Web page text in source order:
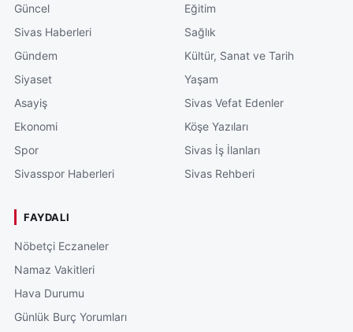
Güncel
Sivas Haberleri
Gündem
Siyaset
Asayiş
Ekonomi
Spor
Sivasspor Haberleri
Eğitim
Sağlık
Kültür, Sanat ve Tarih
Yaşam
Sivas Vefat Edenler
Köşe Yazıları
Sivas İş İlanları
Sivas Rehberi
FAYDALI
Nöbetçi Eczaneler
Namaz Vakitleri
Hava Durumu
Günlük Burç Yorumları